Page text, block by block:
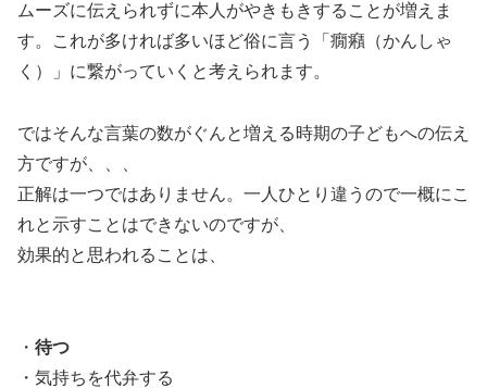
ムーズに伝えられずに本人がやきもきすることが増えま
す。これが多ければ多いほど俗に言う「癇癪（かんしゃ
く）」に繋がっていくと考えられます。
ではそんな言葉の数がぐんと増える時期の子どもへの伝え
方ですが、、、
正解は一つではありません。一人ひとり違うので一概にこ
れと示すことはできないのですが、
効果的と思われることは、
・ 待つ
・気持ちを代弁する